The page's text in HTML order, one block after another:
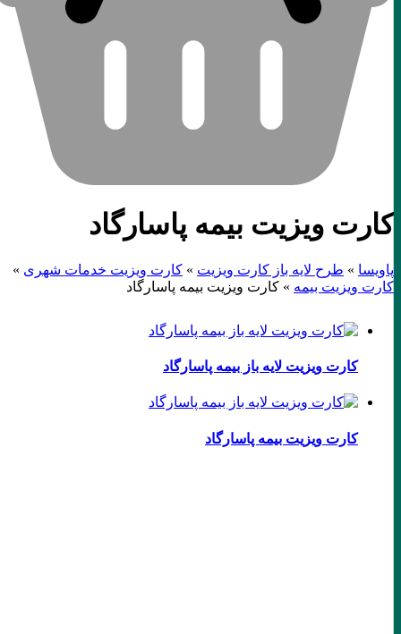
کارت ویزیت بیمه پاسارگاد
پاویسا»طرح لایه باز کارت ویزیت»کارت ویزیت خدمات شهری»
کارت ویزیت بیمه»کارت ویزیت بیمه پاسارگاد
کارت ویزیت لایه باز بیمه پاسارگاد
کارت ویزیت بیمه پاسارگاد